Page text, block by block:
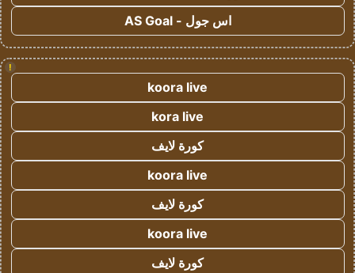
اس جول - AS Goal
!
koora live
kora live
كورة لايف
koora live
كورة لايف
koora live
كورة لايف